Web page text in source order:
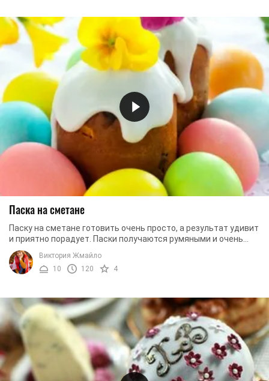
Паска на сметане
Паску на сметане готовить очень просто, а результат удивит
и приятно порадует. Паски получаются румяными и очень
аппетитными. Мы рекомендуем ...
Виктория Жмайло
10
120 4